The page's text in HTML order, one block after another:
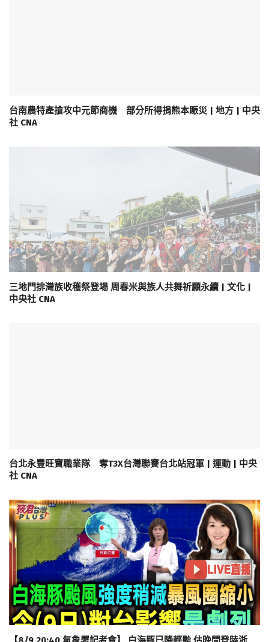
台南農特產搶攻中元節商機 部分所得捐熊本賑災 | 地方 | 中央
社 CNA
三地門排灣族收穫祭登場 周春米與族人共舞祈願永續 | 文化 |
中央社 CNA
台北永豐旺寶職業隊 奪T3X台灣聯賽台北站冠軍 | 運動 | 中央
社 CNA